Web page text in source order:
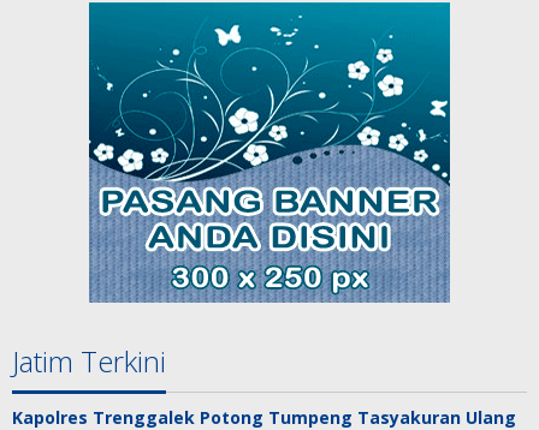
Jatim Terkini
Kapolres Trenggalek Potong Tumpeng Tasyakuran Ulang